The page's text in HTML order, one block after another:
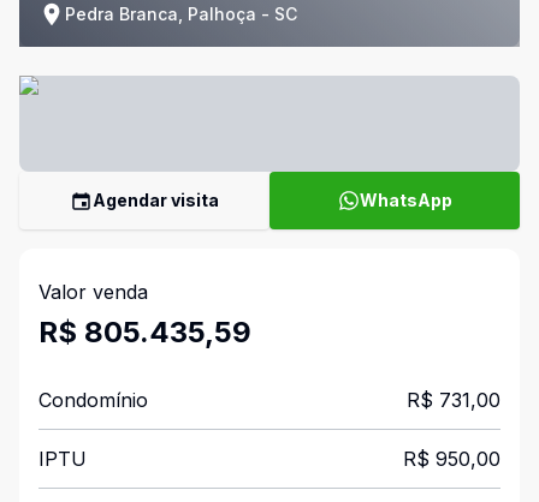
Pedra Branca, Palhoça - SC
Agendar visita WhatsApp
Valor venda
R$ 805.435,59
Condomínio R$ 731,00
IPTU R$ 950,00